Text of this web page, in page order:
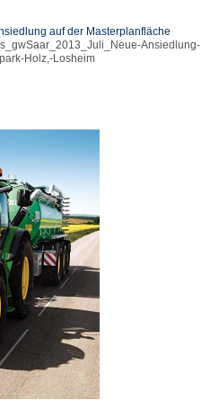
auf der Masterplanfläche
Ansiedlung-
Holz,-Losheim